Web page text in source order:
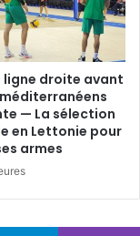
ligne droite avant
— La sélection
en Lettonie pour
armes